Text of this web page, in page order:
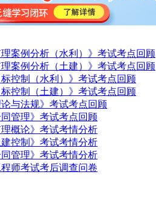
案例分析（水利）》考试考点回顾
案例分析（土建）》考试考点回顾
控制（水利）》考试考点回顾
控制（土建）》考试考点回顾
与法规》考试考点回顾
管理》考试考点回顾
概论》考试考情分析
控制》考试考情分析
管理》考试考情分析
程师考试考后调查问卷